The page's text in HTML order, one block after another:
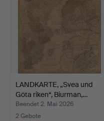
LANDKARTE, „Svea und
Göta riken“, Biurman,…
Beendet 2. Mai 2026
2 Gebote